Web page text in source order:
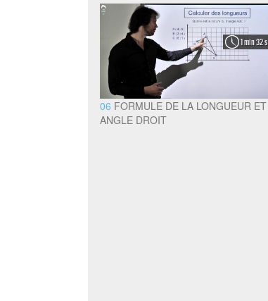
1 min 32 s
06 FORMULE DE LA LONGUEUR ET
ANGLE DROIT